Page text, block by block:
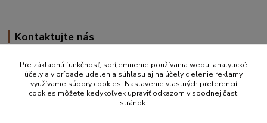
Kontaktujte nás
+420 777 610 855
info@vakynaspanie.sk
Pre základnú funkčnosť, spríjemnenie používania webu, analytické
účely a v prípade udelenia súhlasu aj na účely cielenie reklamy
využívame súbory cookies. Nastavenie vlastných preferencií
cookies môžete kedykoľvek upraviť odkazom v spodnej časti
stránok.